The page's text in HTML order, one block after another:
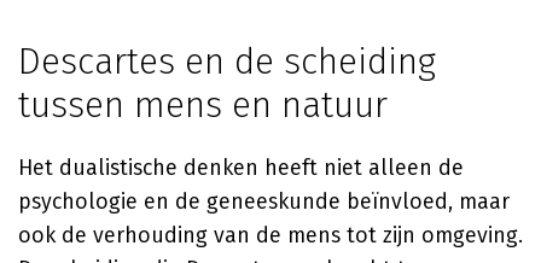
Descartes en de scheiding
tussen mens en natuur
Het dualistische denken heeft niet alleen de
psychologie en de geneeskunde beïnvloed, maar
ook de verhouding van de mens tot zijn omgeving.